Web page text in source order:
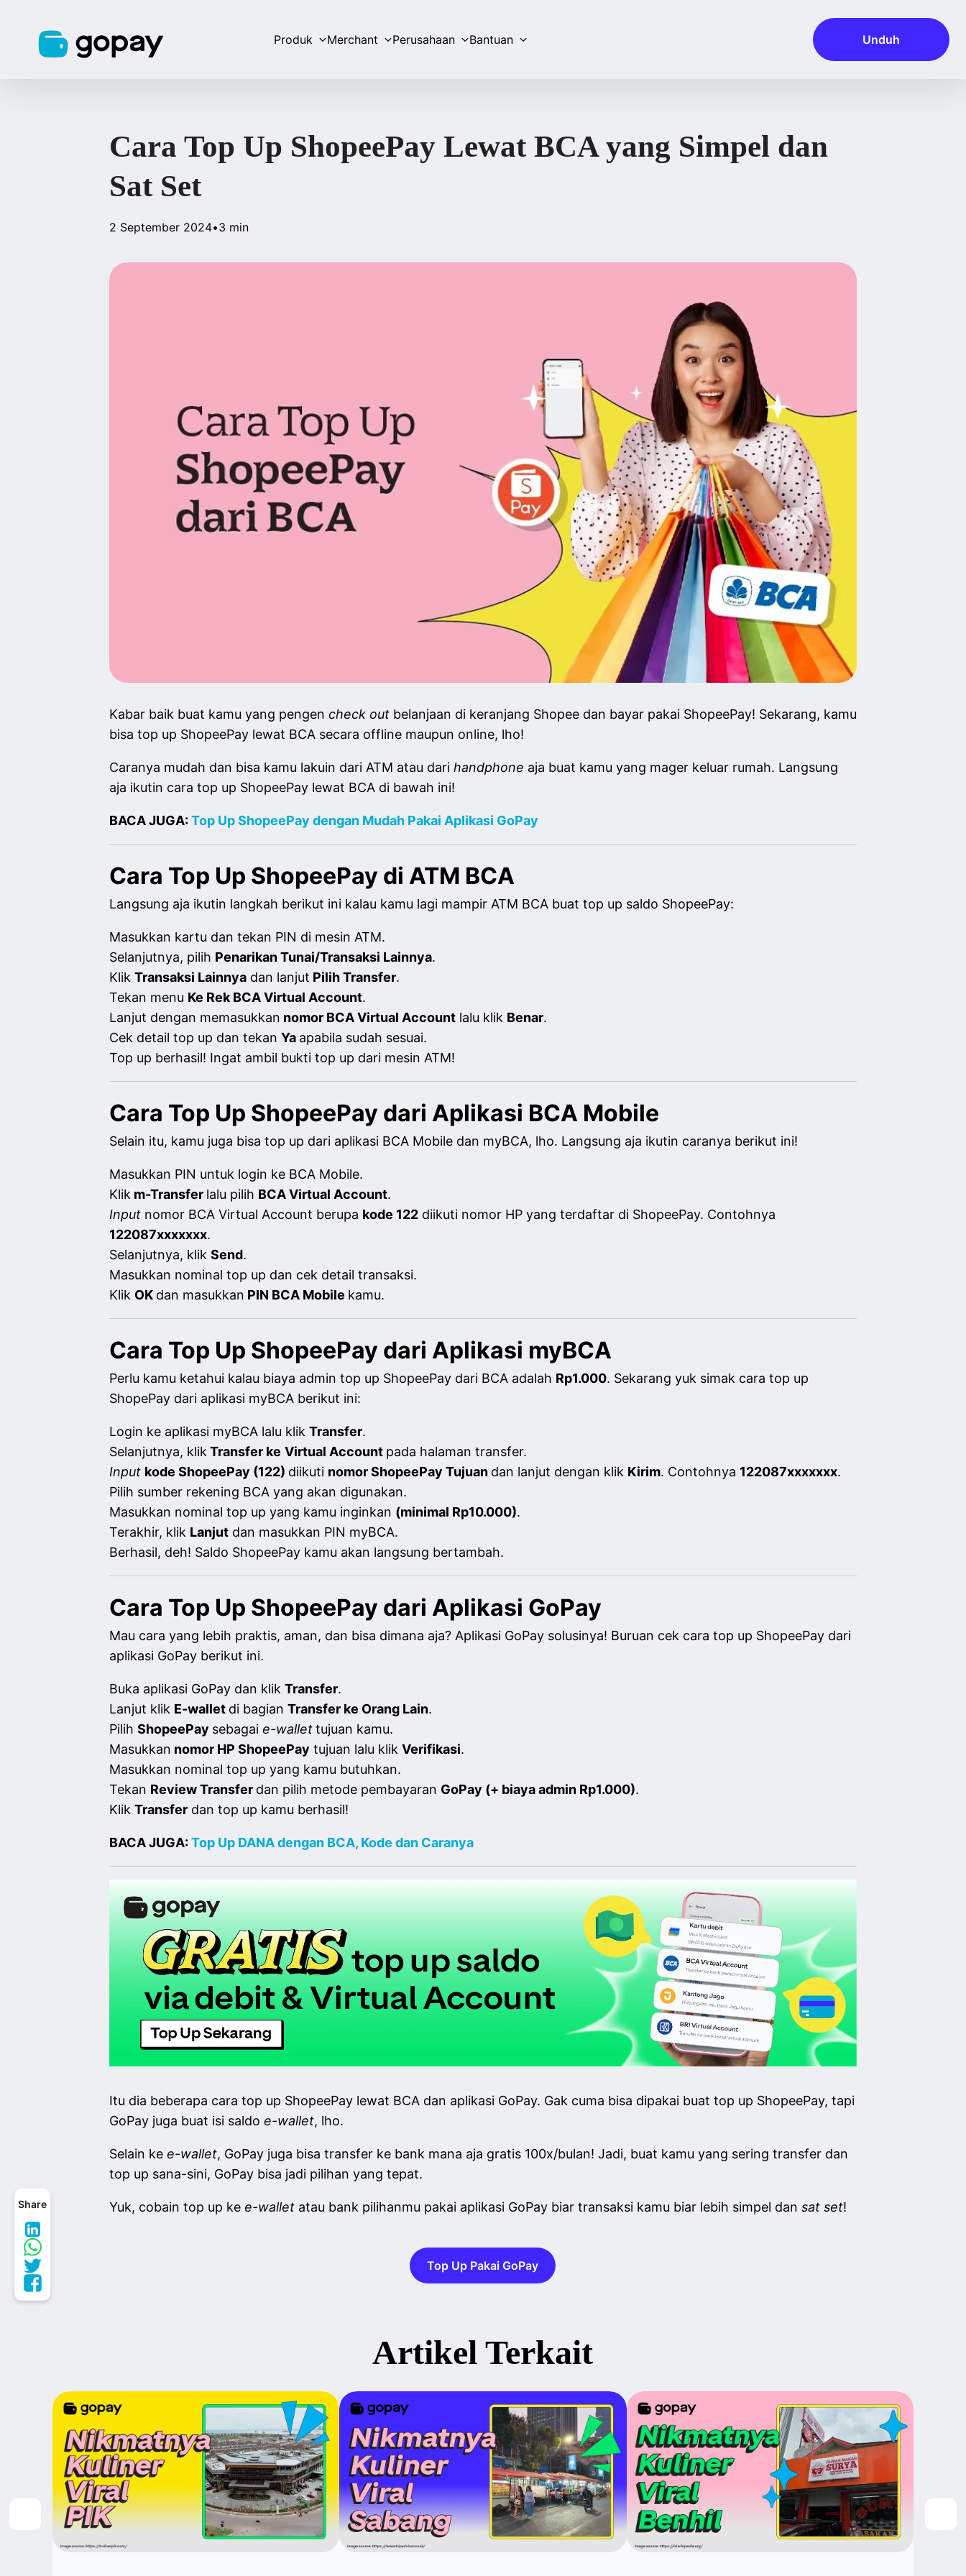
Produk Merchant Perusahaan Bantuan Unduh
Share
Cara Top Up ShopeePay Lewat BCA yang Simpel dan
Sat Set
2 September 2024•3 min
Kabar baik buat kamu yang pengen check outbelanjaan di keranjang Shopee dan bayar pakai ShopeePay! Sekarang, kamu
bisa top up ShopeePay lewat BCA secara offline maupun online, lho!
Caranya mudah dan bisa kamu lakuin dari ATM atau dari handphone aja buat kamu yang mager keluar rumah. Langsung
aja ikutin cara top up ShopeePay lewat BCA di bawah ini!
BACA JUGA: Top Up ShopeePay dengan Mudah Pakai Aplikasi GoPay
Cara Top Up ShopeePay di ATM BCA
Langsung aja ikutin langkah berikut ini kalau kamu lagi mampir ATM BCA buat top up saldo ShopeePay:
Masukkan kartu dan tekan PIN di mesin ATM.
Selanjutnya, pilih Penarikan Tunai/Transaksi Lainnya.
Klik Transaksi Lainnyadan lanjut Pilih Transfer.
Tekan menu Ke Rek BCA Virtual Account.
Lanjut dengan memasukkan nomor BCA Virtual Accountlalu klik Benar.
Cek detail top up dan tekan Ya apabila sudah sesuai.
Top up berhasil! Ingat ambil bukti top up dari mesin ATM!
Cara Top Up ShopeePay dari Aplikasi BCA Mobile
Selain itu, kamu juga bisa top up dari aplikasi BCA Mobile dan myBCA, lho. Langsung aja ikutin caranya berikut ini!
Masukkan PIN untuk login ke BCA Mobile.
Klik m-Transfer lalu pilih BCA Virtual Account.
Input nomor BCA Virtual Account berupa kode 122diikuti nomor HP yang terdaftar di ShopeePay. Contohnya
122087xxxxxxx.
Selanjutnya, klik Send.
Masukkan nominal top up dan cek detail transaksi.
Klik OK dan masukkan PIN BCA Mobile kamu.
Cara Top Up ShopeePay dari Aplikasi myBCA
Perlu kamu ketahui kalau biaya admin top up ShopeePay dari BCA adalah Rp1.000. Sekarang yuk simak cara top up
ShopePay dari aplikasi myBCA berikut ini:
Login ke aplikasi myBCA lalu klik Transfer.
Selanjutnya, klik Transfer ke Virtual Account pada halaman transfer.
Input kode ShopeePay (122) diikuti nomor ShopeePay Tujuan dan lanjut dengan klik Kirim. Contohnya 122087xxxxxxx.
Pilih sumber rekening BCA yang akan digunakan.
Masukkan nominal top up yang kamu inginkan (minimal Rp10.000).
Terakhir, klik Lanjutdan masukkan PIN myBCA.
Berhasil, deh! Saldo ShopeePay kamu akan langsung bertambah.
Cara Top Up ShopeePay dari Aplikasi GoPay
Mau cara yang lebih praktis, aman, dan bisa dimana aja? Aplikasi GoPay solusinya! Buruan cek cara top up ShopeePay dari
aplikasi GoPay berikut ini.
Buka aplikasi GoPay dan klik Transfer.
Lanjut klik E-wallet di bagian Transfer ke Orang Lain.
Pilih ShopeePay sebagai e-wallettujuan kamu.
Masukkan nomor HP ShopeePay tujuan lalu klik Verifikasi.
Masukkan nominal top up yang kamu butuhkan.
Tekan Review Transfer dan pilih metode pembayaran GoPay (+ biaya admin Rp1.000).
Klik Transferdan top up kamu berhasil!
BACA JUGA: Top Up DANA dengan BCA, Kode dan Caranya
Itu dia beberapa cara top up ShopeePay lewat BCA dan aplikasi GoPay. Gak cuma bisa dipakai buat top up ShopeePay, tapi
GoPay juga buat isi saldo e-wallet, lho.
Selain ke e-wallet, GoPay juga bisa transfer ke bank mana aja gratis 100x/bulan! Jadi, buat kamu yang sering transfer dan
top up sana-sini, GoPay bisa jadi pilihan yang tepat.
Yuk, cobain top up ke e-wallet atau bank pilihanmu pakai aplikasi GoPay biar transaksi kamu biar lebih simpel dan sat set!
Top Up Pakai GoPay
Artikel Terkait